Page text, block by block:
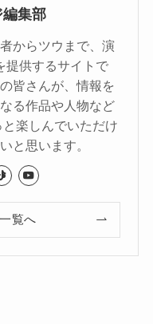
集部
からツウまで、演
提供するサイトで
皆さんが、情報を
る作品や人物など
楽しんでいただけ
と思います。
覧へ